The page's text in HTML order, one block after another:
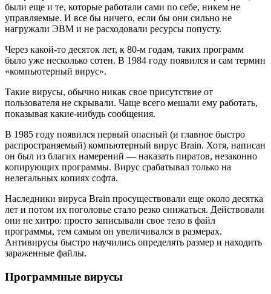
были еще и те, которые работали сами по себе, никем не
управляемые. И все бы ничего, если бы они сильно не
нагружали ЭВМ и не расходовали ресурсы попусту.
Через какой-то десяток лет, к 80-м годам, таких программ
было уже несколько сотен. В 1984 году появился и сам термин
«компьютерный вирус».
Такие вирусы, обычно никак свое присутствие от
пользователя не скрывали. Чаще всего мешали ему работать,
показывая какие-нибудь сообщения.
В 1985 году появился первый опасный (и главное быстро
распространяемый) компьютерный вирус Brain. Хотя, написан
он был из благих намерений — наказать пиратов, незаконно
копирующих программы. Вирус срабатывал только на
нелегальных копиях софта.
Наследники вируса Brain просуществовали еще около десятка
лет и потом их поголовье стало резко снижаться. Действовали
они не хитро: просто записывали свое тело в файл
программы, тем самым он увеличивался в размерах.
Антивирусы быстро научились определять размер и находить
зараженные файлы.
Программные вирусы